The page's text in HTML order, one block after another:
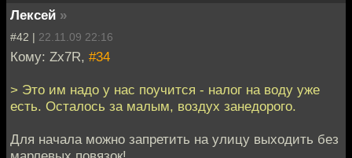
Лексей »
#42 | 22.11.09 22:16
Кому: Zx7R, #34
> Это им надо у нас поучится - налог на воду уже
есть. Осталось за малым, воздух занедорого.
Для начала можно запретить на улицу выходить без